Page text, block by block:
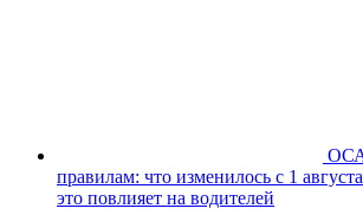
правилам: что изменилось с 1
это повлияет на водителей